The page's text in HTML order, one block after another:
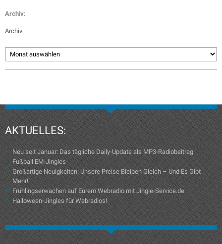
Archiv:
Archiv
AKTUELLES:
Neu seit Januar: Das tägliche Daily-Update als MP3-Radiobeitrag
Fußball EM-Jingles
Großartige Neuigkeiten: Unsere Preise Bleiben Gleich – Und Es Gibt
Mehr!
Frühlingserwachen auf Eurem Webradio mit Jingle-Service.de
Halloween-Jingles für Webradios!